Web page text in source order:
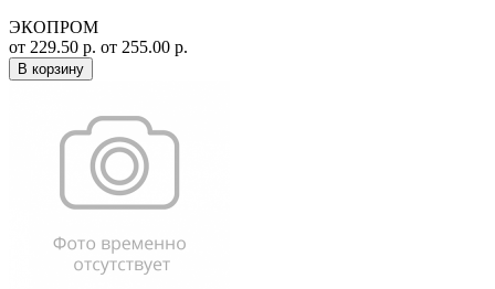
ЭКОПРОМ
от 229.50 р. от 255.00 р.
В корзину